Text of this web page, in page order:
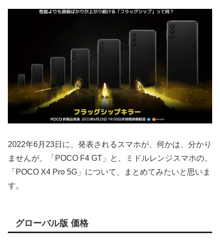
2022年6月23日に、発表されるスマホが、何かは、分かり
ませんが、「POCO F4 GT」と、ミドルレンジスマホの、
「POCO X4 Pro 5G」について、まとめてみたいと思いま
す。
グローバル版 価格